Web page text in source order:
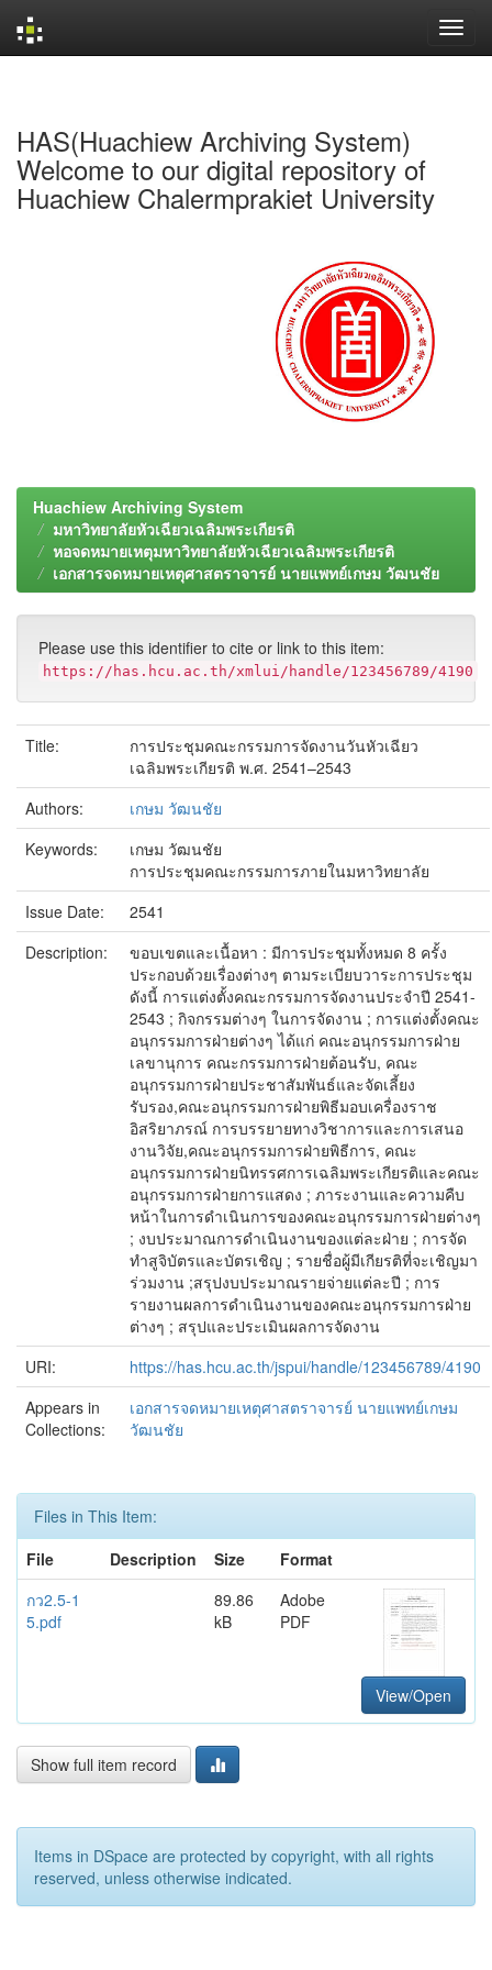
HAS(Huachiew Archiving System)
Welcome to our digital repository of
Huachiew Chalermprakiet University
Huachiew Archiving System
มหาวิทยาลัยหัวเฉียวเฉลิมพระเกียรติ
หอจดหมายเหตุมหาวิทยาลัยหัวเฉียวเฉลิมพระเกียรติ
เอกสารจดหมายเหตุศาสตราจารย์ นายแพทย์เกษม วัฒนชัย
Please use this identifier to cite or link to this item:
https://has.hcu.ac.th/xmlui/handle/123456789/4190
Title:
การประชุมคณะกรรมการจัดงานวันหัวเฉียว
เฉลิมพระเกียรติ พ.ศ. 2541–2543
Authors:
เกษม วัฒนชัย
Keywords:
เกษม วัฒนชัย
การประชุมคณะกรรมการภายในมหาวิทยาลัย
Issue Date:
2541
Description:
ขอบเขตและเนื้อหา : มีการประชุมทั้งหมด 8 ครั้ง
ประกอบด้วยเรื่องต่างๆ ตามระเบียบวาระการประชุม
ดังนี้ การแต่งตั้งคณะกรรมการจัดงานประจำปี 2541-
2543 ; กิจกรรมต่างๆ ในการจัดงาน ; การแต่งตั้งคณะ
อนุกรรมการฝ่ายต่างๆ ได้แก่ คณะอนุกรรมการฝ่าย
เลขานุการ คณะกรรมการฝ่ายต้อนรับ, คณะ
อนุกรรมการฝ่ายประชาสัมพันธ์และจัดเลี้ยง
รับรอง,คณะอนุกรรมการฝ่ายพิธีมอบเครื่องราช
อิสริยาภรณ์ การบรรยายทางวิชาการและการเสนอ
งานวิจัย,คณะอนุกรรมการฝ่ายพิธีการ, คณะ
อนุกรรมการฝ่ายนิทรรศการเฉลิมพระเกียรติและคณะ
อนุกรรมการฝ่ายการแสดง ; ภาระงานและความคืบ
หน้าในการดำเนินการของคณะอนุกรรมการฝ่ายต่างๆ
; งบประมาณการดำเนินงานของแต่ละฝ่าย ; การจัด
ทำสูจิบัตรและบัตรเชิญ ; รายชื่อผู้มีเกียรติที่จะเชิญมา
ร่วมงาน ;สรุปงบประมาณรายจ่ายแต่ละปี ; การ
รายงานผลการดำเนินงานของคณะอนุกรรมการฝ่าย
ต่างๆ ; สรุปและประเมินผลการจัดงาน
URI:
https://has.hcu.ac.th/jspui/handle/123456789/4190
Appears in
Collections:
เอกสารจดหมายเหตุศาสตราจารย์ นายแพทย์เกษม
วัฒนชัย
Files in This Item:
File
Description Size
Format
กว2.5-1
5.pdf
89.86
kB
Adobe
PDF
View/Open
Show full item record
Items in DSpace are protected by copyright, with all rights
reserved, unless otherwise indicated.